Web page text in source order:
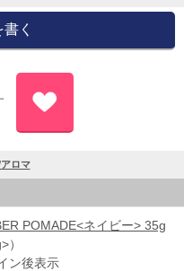
ロマ
POMADE<ネイビー> 35g
）
ン後表示